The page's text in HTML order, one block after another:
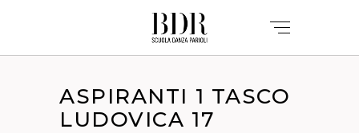
ASPIRANTI 1 TASCO
LUDOVICA 17